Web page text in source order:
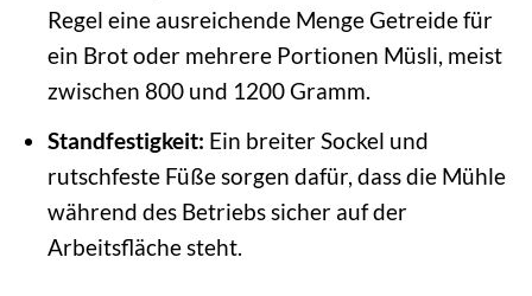
Regel eine ausreichende Menge Getreide für
ein Brot oder mehrere Portionen Müsli, meist
zwischen 800 und 1200 Gramm.
Standfestigkeit: Ein breiter Sockel und
rutschfeste Füße sorgen dafür, dass die Mühle
während des Betriebs sicher auf der
Arbeitsfläche steht.